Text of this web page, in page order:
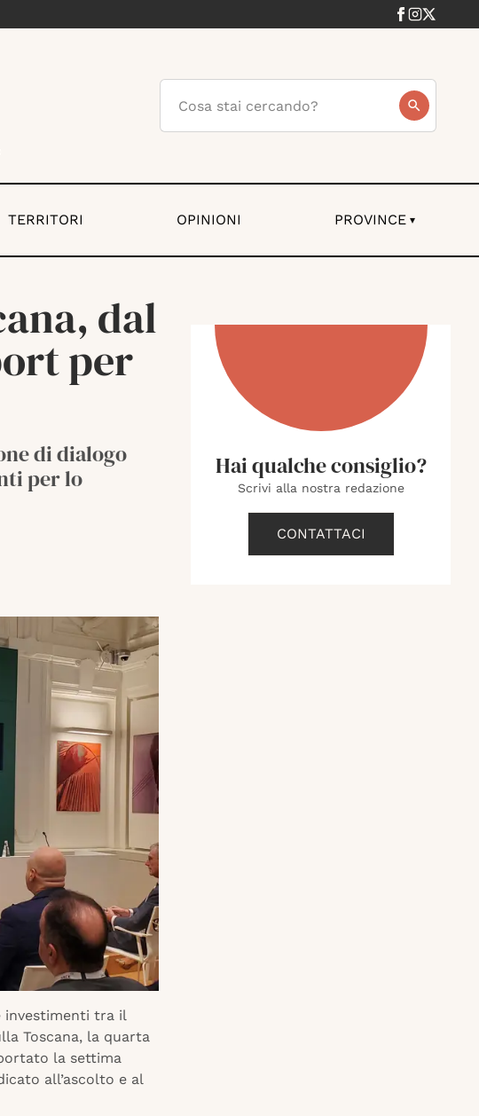
TERRITORI OPINIONI PROVINCE ▾
dal
per
di dialogo
per lo
investimenti tra il
Toscana, la quarta
la settima
all’ascolto e al
Hai qualche consiglio?
Scrivi alla nostra redazione
CONTATTACI